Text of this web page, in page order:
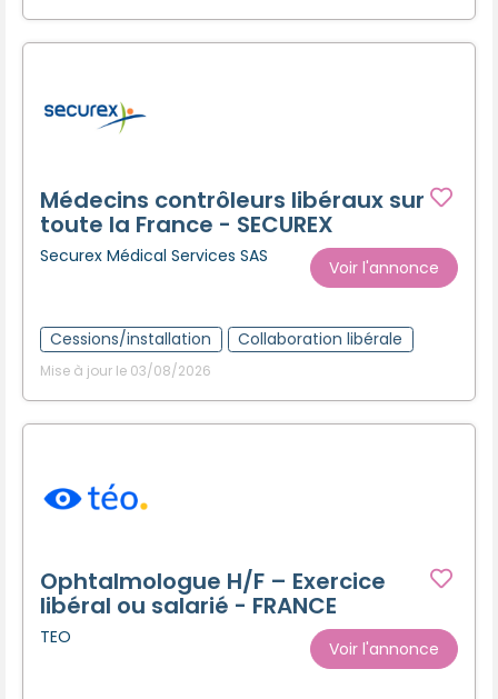
Médecins contrôleurs libéraux sur
toute la France - SECUREX
Securex Médical Services SAS
Voir l'annonce
Cessions/installation Collaboration libérale
Mise à jour le 03/08/2026
Ophtalmologue H/F – Exercice
libéral ou salarié - FRANCE
TEO
Voir l'annonce